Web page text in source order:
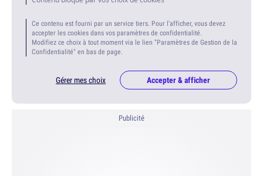
Ce contenu est fourni par un service tiers. Pour l'afficher, vous devez
accepter les cookies dans vos paramètres de confidentialité.
Modifiez ce choix à tout moment via le lien "Paramètres de Gestion de la
Confidentialité" en bas de page.
Gérer mes choix Accepter & afficher
Publicité